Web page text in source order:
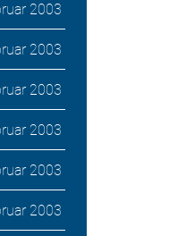
2003
2003
2003
2003
2003
2003